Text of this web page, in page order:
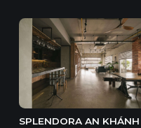
SPLENDORA AN KHÁNH